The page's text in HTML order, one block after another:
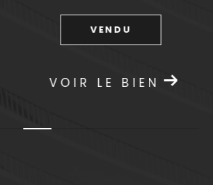
VOIR LE BIEN